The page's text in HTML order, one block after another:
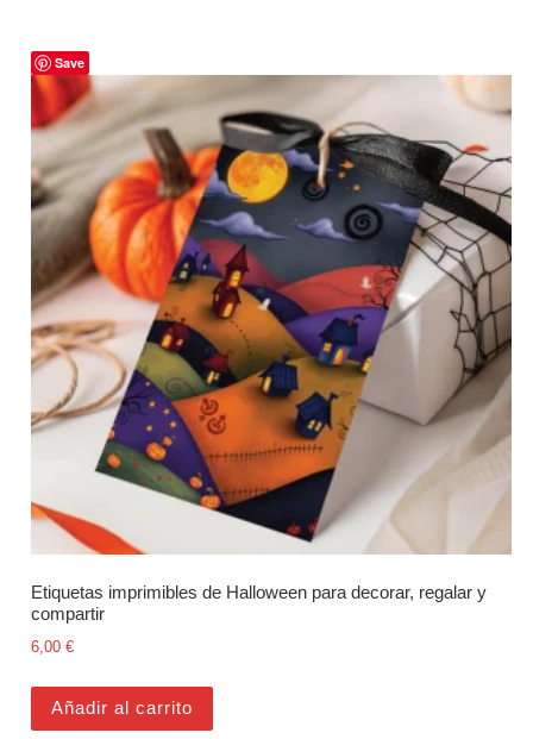
Save
Etiquetas imprimibles de Halloween para decorar, regalar y
compartir
6,00€
Añadir al carrito